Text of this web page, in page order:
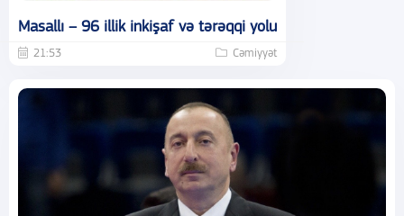
Masallı – 96 illik inkişaf və tərəqqi yolu
21:53 Cəmiyyət